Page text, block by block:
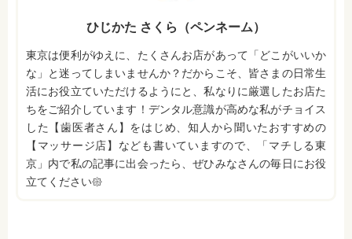
ひじかた さくら（ペンネーム）
東京は便利がゆえに、たくさんお店があって「どこがいいか
な」と迷ってしまいませんか？だからこそ、皆さまの日常生
活にお役立ていただけるようにと、私なりに厳選したお店た
ちをご紹介しています！デンタル意識が高めな私がチョイス
した【歯医者さん】をはじめ、知人から聞いたおすすめの
【マッサージ店】なども書いていますので、「マチしる東
京」内で私の記事に出会ったら、ぜひみなさんの毎日にお役
立てください𑁍